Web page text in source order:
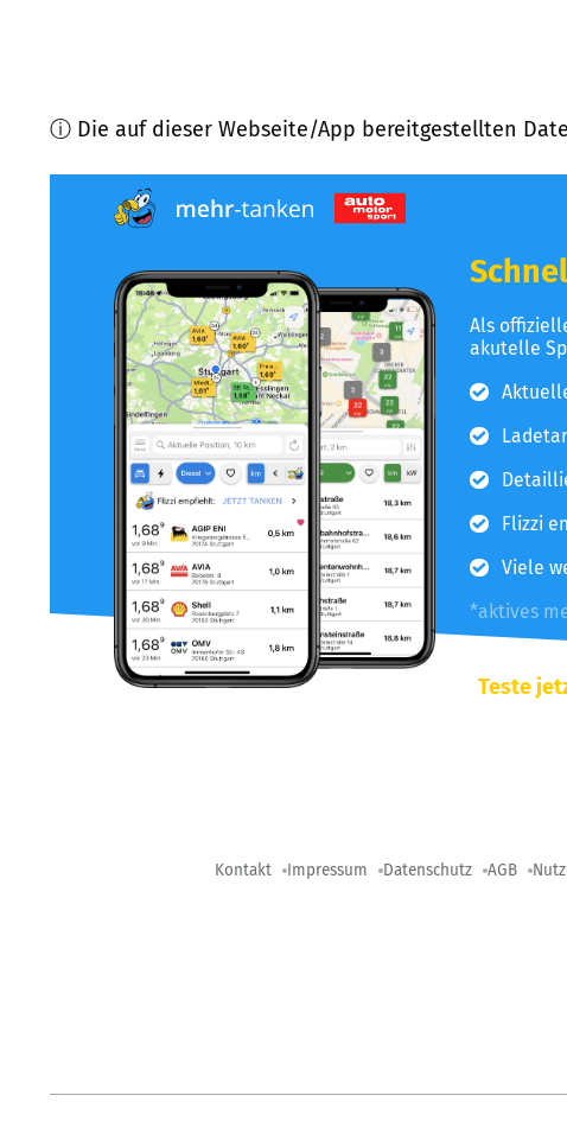
ⓘ Die auf dieser Webseite/App bereitgestellten
Als
akutelle
Flizzi
Viele
*aktives
Teste
Kontakt Impressum Datenschutz AGB